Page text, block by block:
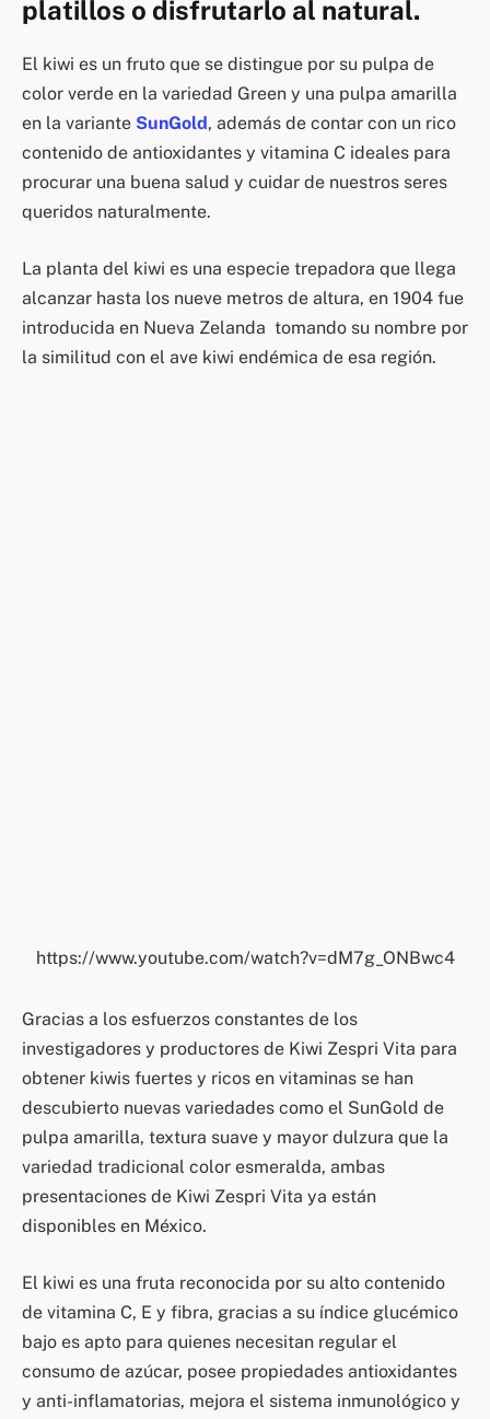
platillos o disfrutarlo al natural.
El kiwi es un fruto que se distingue por su pulpa de
color verde en la variedad Green y una pulpa amarilla
en la variante SunGold , además de contar con un rico
contenido de antioxidantes y vitamina C ideales para
procurar una buena salud y cuidar de nuestros seres
queridos naturalmente.
La planta del kiwi es una especie trepadora que llega
alcanzar hasta los nueve metros de altura, en 1904 fue
introducida en Nueva Zelanda tomando su nombre por
la similitud con el ave kiwi endémica de esa región.
https://www.youtube.com/watch?v=dM7g_ONBwc4
Gracias a los esfuerzos constantes de los
investigadores y productores de Kiwi Zespri Vita para
obtener kiwis fuertes y ricos en vitaminas se han
descubierto nuevas variedades como el SunGold de
pulpa amarilla, textura suave y mayor dulzura que la
variedad tradicional color esmeralda, ambas
presentaciones de Kiwi Zespri Vita ya están
disponibles en México.
El kiwi es una fruta reconocida por su alto contenido
de vitamina C, E y fibra, gracias a su índice glucémico
bajo es apto para quienes necesitan regular el
consumo de azúcar, posee propiedades antioxidantes
y anti-inflamatorias, mejora el sistema inmunológico y